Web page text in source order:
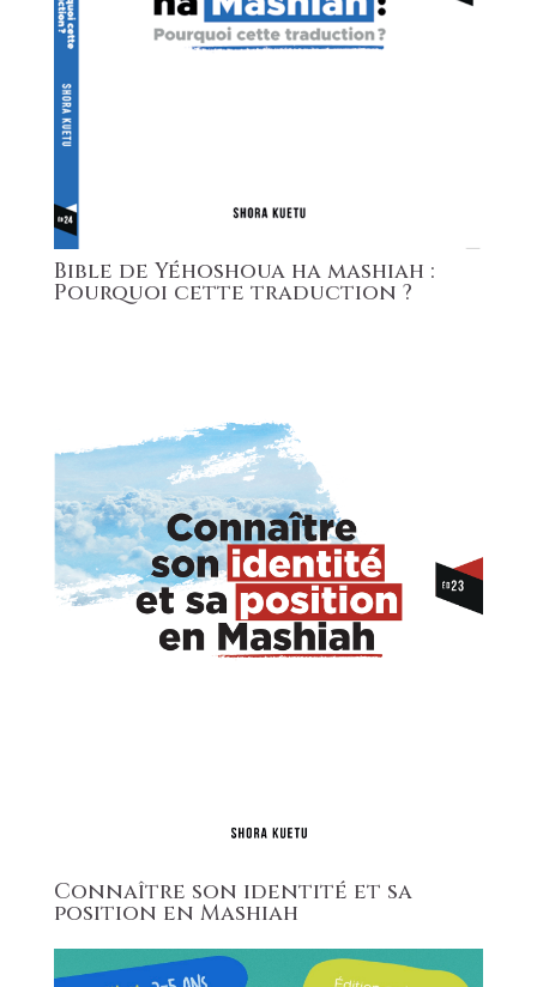
Bible de Yéhoshoua ha mashiah :
Pourquoi cette traduction ?
Connaître son identité et sa
position en Mashiah